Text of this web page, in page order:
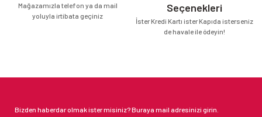
Mağazamızla telefon ya da mail
yoluyla irtibata geçiniz
Seçenekleri
İster Kredi Kartı ister Kapıda isterseniz
de havale ile ödeyin!